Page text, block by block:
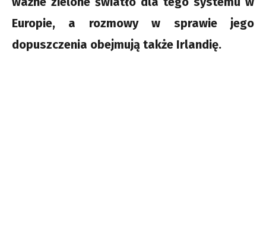
Europie, a rozmowy w sprawie jego
dopuszczenia obejmują także Irlandię.